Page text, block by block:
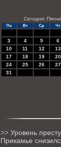
Сегодня:
Пн Вт Ср Чт
3
4 5 6
10
11 12 13
17
18 19 20
24
25 26 27
31
>> Уровень
Прикамье